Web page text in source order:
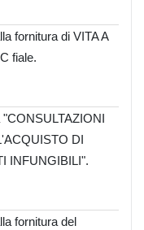
fornitura di VITA A
fiale.
DI
INFUNGIBILI".
fornitura del